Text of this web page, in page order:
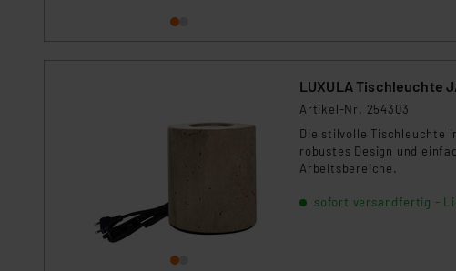
Kommission sowie einer eigenen
Daten, verbundenen Risiken.“
Impressum |Datenschutzerklärung
LUXULA Tischleuchte
Artikel-Nr. 254303
Die stilvolle Tischleuchte
robustes Design und
Arbeitsbereiche.
sofort versandfertig -